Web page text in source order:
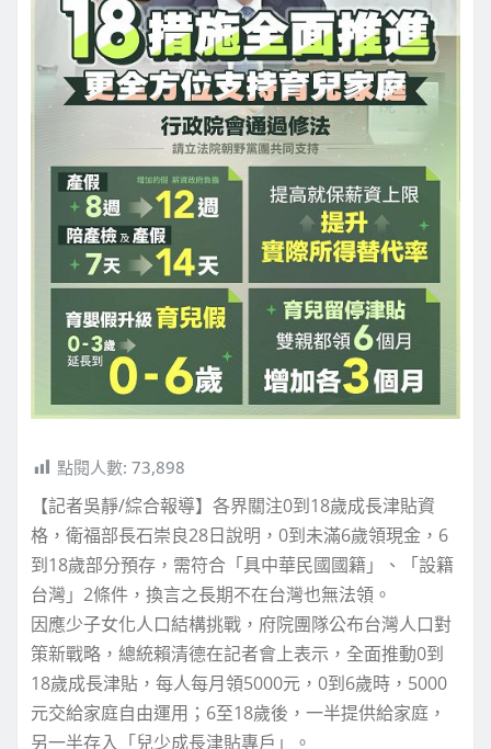
點閱人數: 73,898
【記者吳靜/綜合報導】各界關注0到18歲成長津貼資
格，衛福部長石崇良28日說明，0到未滿6歲領現金，6
到18歲部分預存，需符合「具中華民國國籍」、「設籍
台灣」2條件，換言之長期不在台灣也無法領。
因應少子女化人口結構挑戰，府院團隊公布台灣人口對
策新戰略，總統賴清德在記者會上表示，全面推動0到
18歲成長津貼，每人每月領5000元，0到6歲時，5000
元交給家庭自由運用；6至18歲後，一半提供給家庭，
另一半存入「兒少成長津貼專戶」。